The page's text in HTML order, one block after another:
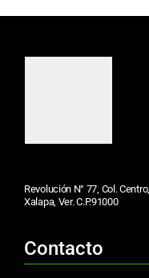
Revolución N° 77, Col. Centro,
Xalapa, Ver. C.P.91000
Contacto